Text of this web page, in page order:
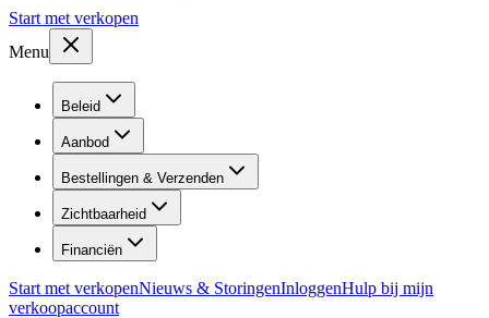
Start met verkopen
Menu
Beleid
Aanbod
Bestellingen & Verzenden
Zichtbaarheid
Financiën
Start met verkopenNieuws & StoringenInloggenHulp bij mijn
verkoopaccount